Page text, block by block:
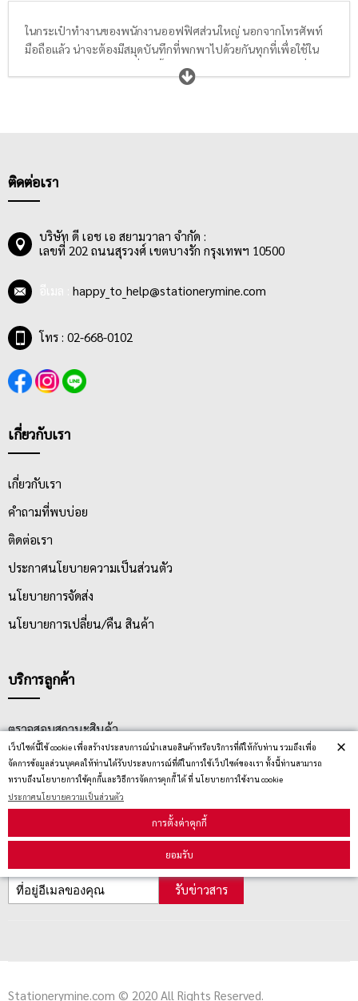
เว็ปไซต์นี้ใช้ cookie เพื่อสร้างประสบการณ์นำเสนอสินค้าหรือบริการที่ดีให้กับท่าน รวมถึงเพื่อ
จัดการข้อมูลส่วนบุคคลให้ท่านได้รับประสบการณ์ที่ดีในการใช้เว็ปไซต์ของเรา ทั้งนี้ท่านสามารถ
ทราบถึงนโยบายการใช้คุกกี้และวิธีการจัดการคุกกี้ ได้ ที่ นโยบายการใช้งาน cookie
ประกาศนโยบายความเป็นส่วนตัว
การตั้งค่าคุกกี้
ยอมรับ
×
ในกระเป๋าทำงานของพนักงานออฟฟิศส่วนใหญ่ นอกจากโทรศัพท์
มือถือแล้ว น่าจะต้องมีสมุดบันทึกที่พกพาไปด้วยกันทุกที่เพื่อใช้ใน
การจดรายละเอียดต่างๆที่เกิดขึ้นในชีวิตประจำวัน หรือจดงานที่
ต้องการพกเอาไว้เตือนความจำต่างๆ ดังนั้น
รักการจดบันทึกเหตุการณ์ต่างๆทุกช่วงเวลาในแต่ละปี
ติดต่อเรา
บริษัท ดี เอช เอ สยามวาลา จำกัด :
เลขที่ 202 ถนนสุรวงศ์ เขตบางรัก กรุงเทพฯ 10500
happy_to_help@stationerymine.com
โทร : 02-668-0102
เกี่ยวกับเรา
เกี่ยวกับเรา
คำถามที่พบบ่อย
ติดต่อเรา
ประกาศนโยบายความเป็นส่วนตัว
นโยบายการจัดส่ง
นโยบายการเปลี่ยน/คืน สินค้า
บริการลูกค้า
ตรวจสอบสถานะสินค้า
คู่มือนักช้อป
วิธีลบคุกกี้
สมัครรับข่าวสาร
รับข่าวสาร
Stationerymine.com © 2020 All Rights Reserved.